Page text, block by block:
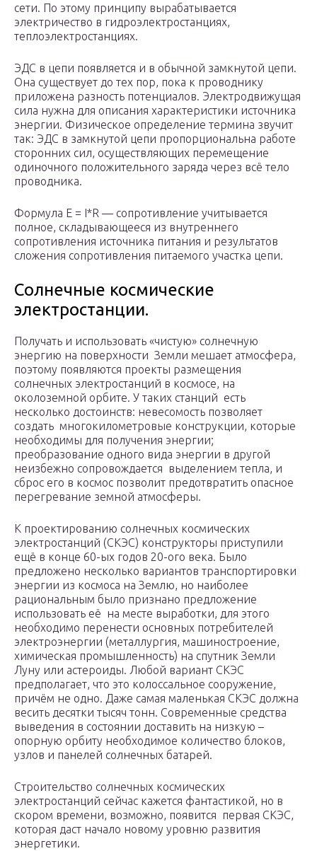
сети. По этому принципу вырабатывается
электричество в гидроэлектростанциях,
теплоэлектростанциях.
ЭДС в цепи появляется и в обычной замкнутой цепи.
Она существует до тех пор, пока к проводнику
приложена разность потенциалов. Электродвижущая
сила нужна для описания характеристики источника
энергии. Физическое определение термина звучит
так: ЭДС в замкнутой цепи пропорциональна работе
сторонних сил, осуществляющих перемещение
одиночного положительного заряда через всё тело
проводника.
Формула E = I*R — сопротивление учитывается
полное, складывающееся из внутреннего
сопротивления источника питания и результатов
сложения сопротивления питаемого участка цепи.
Солнечные космические
электростанции.
Получать и использовать «чистую» солнечную
энергию на поверхности Земли мешает атмосфера,
поэтому появляются проекты размещения
солнечных электростанций в космосе, на
околоземной орбите. У таких станций есть
несколько достоинств: невесомость позволяет
создать многокилометровые конструкции, которые
необходимы для получения энергии;
преобразование одного вида энергии в другой
неизбежно сопровождается выделением тепла, и
сброс его в космос позволит предотвратить опасное
перегревание земной атмосферы.
К проектированию солнечных космических
электростанций (СКЭС) конструкторы приступили
ещё в конце 60-ых годов 20-ого века. Было
предложено несколько вариантов транспортировки
энергии из космоса на Землю, но наиболее
рациональным было признано предложение
использовать её на месте выработки, для этого
необходимо перенести основных потребителей
электроэнергии (металлургия, машиностроение,
химическая промышленность) на спутник Земли
Луну или астероиды. Любой вариант СКЭС
предполагает, что это колоссальное сооружение,
причём не одно. Даже самая маленькая СКЭС должна
весить десятки тысяч тонн. Современные средства
выведения в состоянии доставить на низкую –
опорную орбиту необходимое количество блоков,
узлов и панелей солнечных батарей.
Строительство солнечных космических
электростанций сейчас кажется фантастикой, но в
скором времени, возможно, появится первая СКЭС,
которая даст начало новому уровню развития
энергетики.